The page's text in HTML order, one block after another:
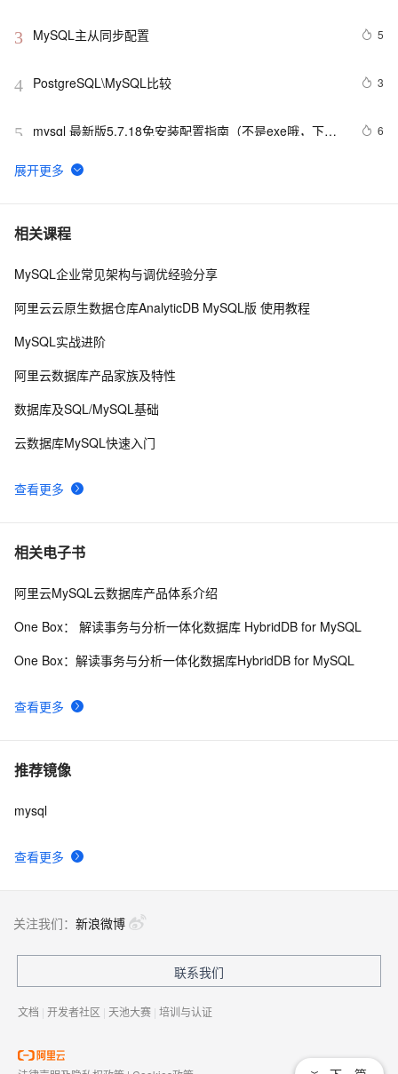
3 MySQL主从同步配置 5
4 PostgreSQL\MySQL比较 3
5
mysql 最新版5.7.18免安装配置指南（不是exe哦，下载
6
6 mySQL 使用通配符模糊查询
7 【阿里云新品发布·周刊】第11期：云数据库 MySQL
8 mysql 状态访问方法
10Mysql笔记--常用命令
相关课程
查看更多
MySQL企业常见架构与调优经验分享
阿里云云原生数据仓库AnalyticDB MySQL版 使用教程
MySQL实战进阶
阿里云数据库产品家族及特性
数据库及SQL/MySQL基础
云数据库MySQL快速入门
相关电子书
查看更多
阿里云MySQL云数据库产品体系介绍
One Box： 解读事务与分析一体化数据库 HybridDB for MySQL
One Box：解读事务与分析一体化数据库HybridDB for MySQL
推荐镜像
查看更多
mysql
关注我们： 新浪微博
联系我们
文档 | 开发者社区 | 天池大赛 | 培训与认证